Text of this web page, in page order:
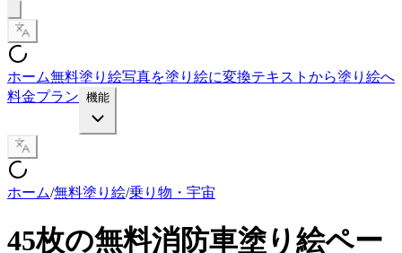
ホーム無料塗り絵写真を塗り絵に変換テキストから塗り絵へ
料金プラン 機能
ホーム/無料塗り絵/乗り物・宇宙
45枚の無料消防車塗り絵ペー